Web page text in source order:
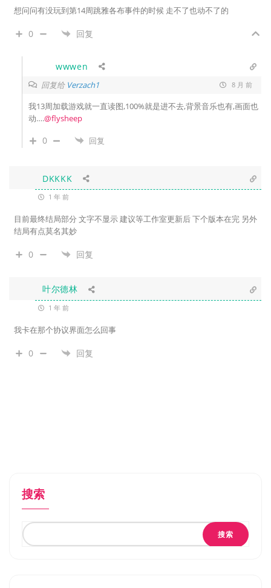
想问问有没玩到第14周跳雅各布事件的时候 走不了也动不了的
0 回复
wwwen
回复给 Verzach1 8 月 前
我13周加载游戏就一直读图,100%就是进不去,背景音乐也有,画面也
动….@flysheep
0 回复
DKKKK
1 年 前
目前最终结局部分 文字不显示 建议等工作室更新后 下个版本在完 另外
结局有点莫名其妙
0 回复
叶尔德林
1 年 前
我卡在那个协议界面怎么回事
0 回复
搜索
搜索